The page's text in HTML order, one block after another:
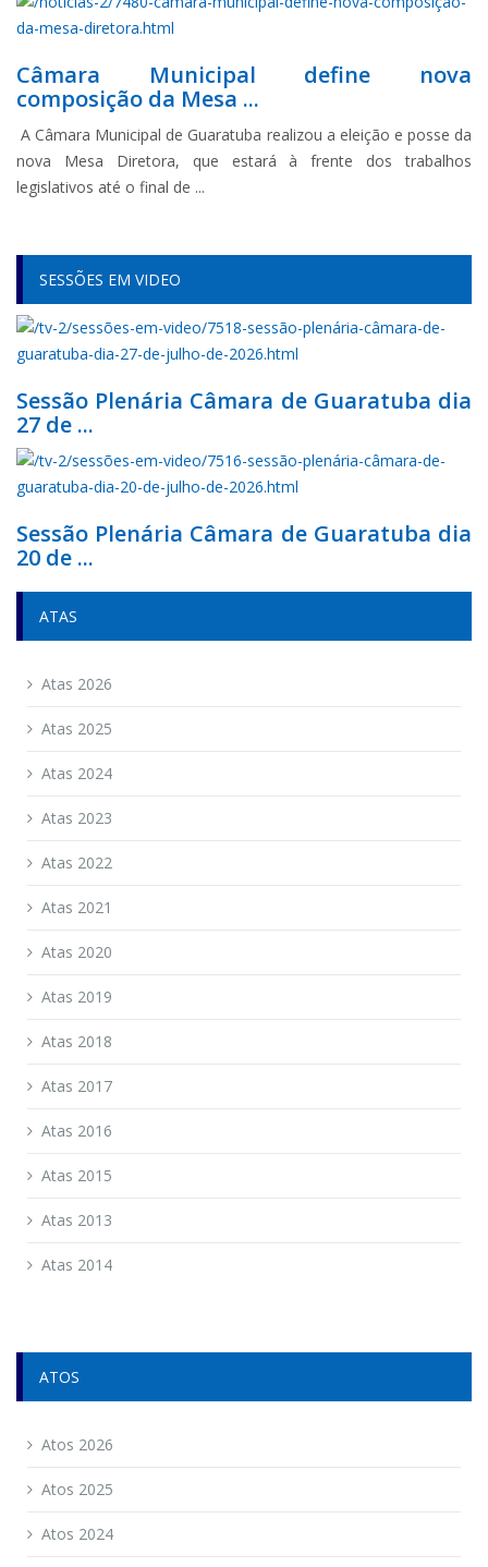
Câmara Municipal define nova
composição da Mesa ...
A Câmara Municipal de Guaratuba realizou a eleição e posse da
nova Mesa Diretora, que estará à frente dos trabalhos
legislativos até o final de ...
SESSÕES EM VIDEO
Sessão Plenária Câmara de Guaratuba dia
27 de ...
Sessão Plenária Câmara de Guaratuba dia
20 de ...
ATAS
Atas 2026
Atas 2025
Atas 2024
Atas 2023
Atas 2022
Atas 2021
Atas 2020
Atas 2019
Atas 2018
Atas 2017
Atas 2016
Atas 2015
Atas 2013
Atas 2014
ATOS
Atos 2026
Atos 2025
Atos 2024